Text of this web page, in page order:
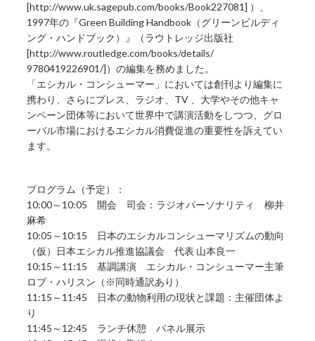
[http://www.uk.sagepub.com/books/Book227081] ）、
1997年の『Green Building Handbook（グリーンビルディ
ング・ハンドブック）』（ラウトレッジ出版社
[http://www.routledge.com/books/details/
9780419226901/]）の編集を務めました。
「エシカル・コンシューマー」においては創刊より編集に
携わり、さらにプレス、ラジオ、TV 、大学やその他キャ
ンペーン団体等において世界中で講演活動をしつつ、グロ
ーバル市場におけるエシカル消費促進の重要性を訴えてい
ます。
プログラム（予定）：
10:00～10:05 開会 司会：ラジオパーソナリティ 柳井
麻希
10:05～10:15 日本のエシカルコンシューマリズムの動向
（仮）日本エシカル推進協議会 代表 山本良一
10:15～11:15 基調講演 エシカル・コンシューマー主筆
ロブ・ハリスン（※同時通訳あり）
11:15～11:45 日本の動物利用の現状と課題：主催団体よ
り
11:45～12:45 ランチ休憩 パネル展示